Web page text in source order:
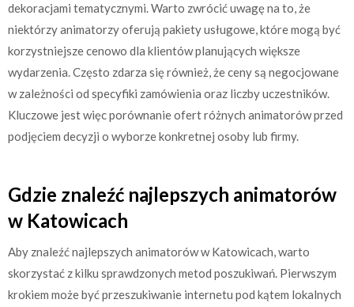
dekoracjami tematycznymi. Warto zwrócić uwagę na to, że
niektórzy animatorzy oferują pakiety usługowe, które mogą być
korzystniejsze cenowo dla klientów planujących większe
wydarzenia. Często zdarza się również, że ceny są negocjowane
w zależności od specyfiki zamówienia oraz liczby uczestników.
Kluczowe jest więc porównanie ofert różnych animatorów przed
podjęciem decyzji o wyborze konkretnej osoby lub firmy.
Gdzie znaleźć najlepszych animatorów
w Katowicach
Aby znaleźć najlepszych animatorów w Katowicach, warto
skorzystać z kilku sprawdzonych metod poszukiwań. Pierwszym
krokiem może być przeszukiwanie internetu pod kątem lokalnych